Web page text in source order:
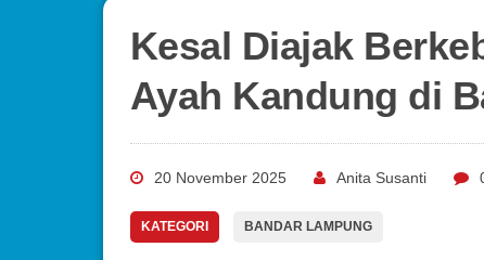
Kesal Diajak
Ayah Kandung di
20 November 2025 Anita Susanti
KATEGORI BANDAR LAMPUNG